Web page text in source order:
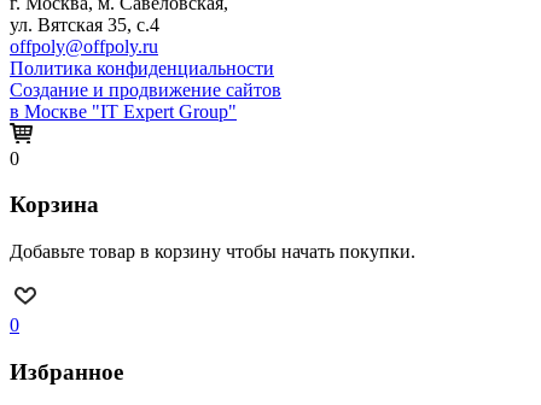
ул. Вятская 35, с.4
offpoly@offpoly.ru
Политика конфиденциальности
Создание и продвижение сайтов
в Москве "IT Expert Group"
0
Корзина
Добавьте товар в корзину чтобы начать покупки.
0
Избранное